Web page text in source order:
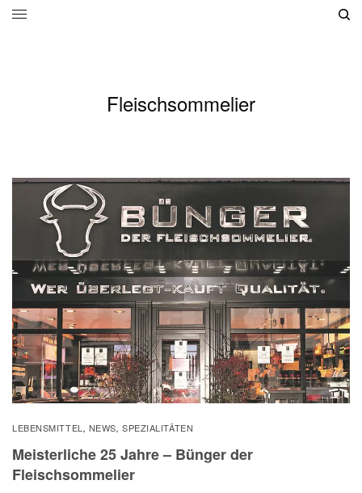
Fleischsommelier
LEBENSMITTEL , NEWS,SPEZIALITÄTEN
Meisterliche 25 Jahre – Bünger der
Fleischsommelier